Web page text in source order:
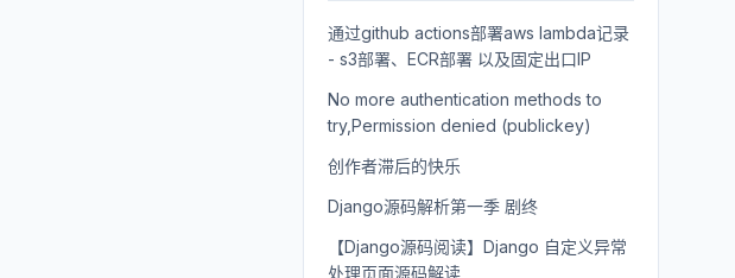
通过github actions部署aws lambda记录
- s3部署、ECR部署 以及固定出口IP
No more authentication methods to
try,Permission denied (publickey)
创作者滞后的快乐
Django源码解析第一季 剧终
【Django源码阅读】Django 自定义异常
处理页面源码解读